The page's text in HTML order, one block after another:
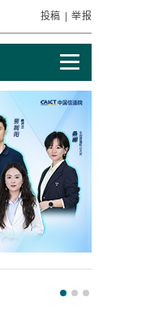
投稿 | 举报